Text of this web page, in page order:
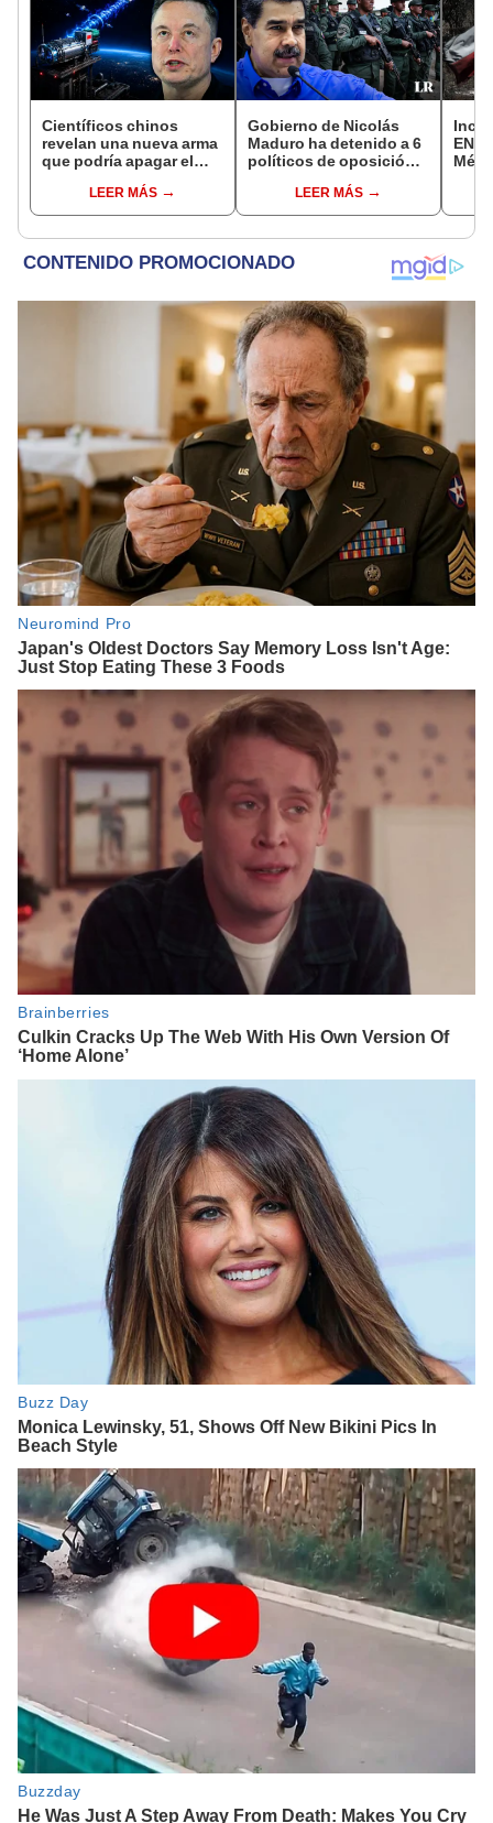
Científicos chinos
revelan una nueva arma
que podría apagar el
afectar redes como
Starlink de Elon Musk
LEER MÁS
Gobierno de Nicolás
Maduro ha detenido a 6
políticos de oposición
LEER MÁS
EN